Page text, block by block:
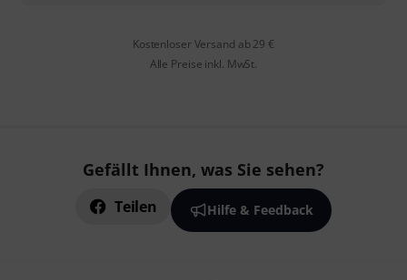
Kostenloser Versand ab 29 €
Alle Preise inkl. MwSt.
Gefällt Ihnen, was Sie sehen?
Teilen Hilfe & Feedback